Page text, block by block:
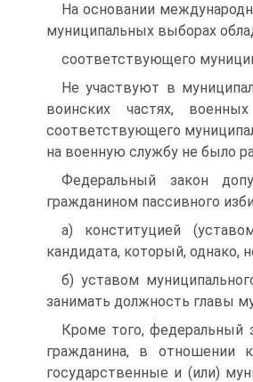
На основании
муниципальных выборах
соответствующего
Не участвуют в
воинских частях,
соответствующего
на военную службу не было
Федеральный закон
гражданином пассивного
а) конституцией
кандидата, который, однако,
б) уставом
занимать должность главы
Кроме того, федеральный
гражданина, в отношении
государственные и (или)